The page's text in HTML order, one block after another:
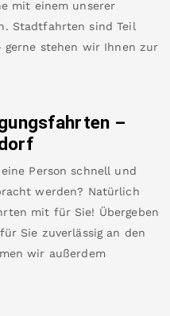
mit einem unserer
Stadtfahrten sind Teil
gerne stehen wir Ihnen zur
–
Person schnell und
werden? Natürlich
mit für Sie! Übergeben
Sie zuverlässig an den
wir außerdem